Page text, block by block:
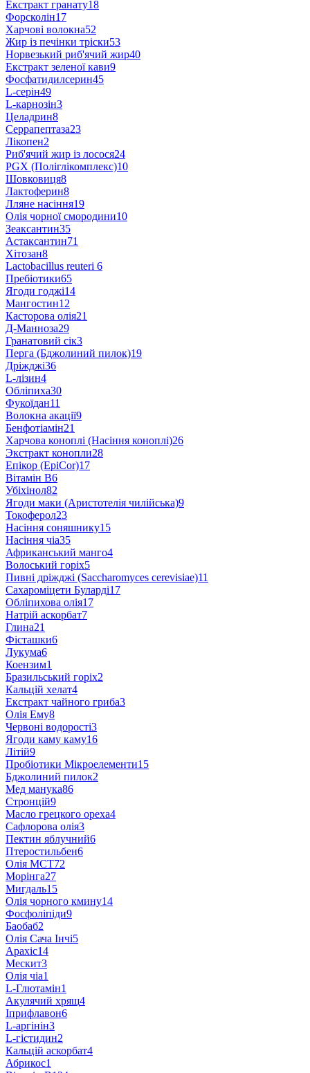
Екстракт гранату18
Форсколін17
Харчові волокна52
Жир із печінки тріски53
Норвезький риб'ячий жир40
Екстракт зеленої кави9
Фосфатидилсерин45
L-серін49
L-карнозін3
Целадрин8
Серрапептаза23
Лікопен2
Риб'ячий жир із лосося24
PGX (Поліглікомплекс)10
Шовковиця8
Лактоферин8
Лляне насіння19
Олія чорної смородини10
Зеаксантин35
Астаксантин71
Хітозан8
Lactobacillus reuteri 6
Пребіотики65
Ягоди годжі14
Мангостин12
Касторова олія21
Д-Манноза29
Гранатовий сік3
Перга (Бджолиний пилок)19
Дріжджі36
L-лізин4
Обліпиха30
Фукоїдан11
Волокна акації9
Бенфотіамін21
Харчова коноплі (Насіння коноплі)26
Экстракт конопли28
Епікор (EpiCor)17
Вітамін В6
Убіхінол82
Ягоди маки (Аристотелія чилійська)9
Токоферол23
Насіння соняшнику15
Насіння чіа35
Африканський манго4
Волоський горіх5
Пивні дріжджі (Saccharomyces cerevisiae)11
Сахароміцети Буларді17
Обліпихова олія17
Натрій аскорбат7
Глина21
Фісташки6
Лукума6
Коензим1
Бразильський горіх2
Кальцій хелат4
Екстракт чайного гриба3
Олія Ему8
Червоні водорості3
Ягоди каму каму16
Літій9
Пробіотики Мікроелементи15
Бджолиний пилок2
Мед манука86
Стронцій9
Масло грецкого ореха4
Сафлорова олія3
Пектин яблучний6
Птеростильбен6
Олія МСТ72
Морінга27
Мигдаль15
Олія чорного кмину14
Фосфоліпіди9
Баобаб2
Олія Сача Інчі5
Арахіс14
Мескит3
Олія чіа1
L-Глютамін1
Акулячий хрящ4
Іприфлавон6
L-аргінін3
L-гістидин2
Кальцій аскорбат4
Абрикос1